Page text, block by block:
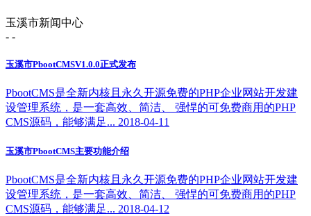
玉溪市新闻中心
- -
玉溪市PbootCMSV1.0.0正式发布
PbootCMS是全新内核且永久开源免费的PHP企业网站开发建
设管理系统，是一套高效、简洁、 强悍的可免费商用的PHP
CMS源码，能够满足... 2018-04-11
玉溪市PbootCMS主要功能介绍
PbootCMS是全新内核且永久开源免费的PHP企业网站开发建
设管理系统，是一套高效、简洁、 强悍的可免费商用的PHP
CMS源码，能够满足... 2018-04-12